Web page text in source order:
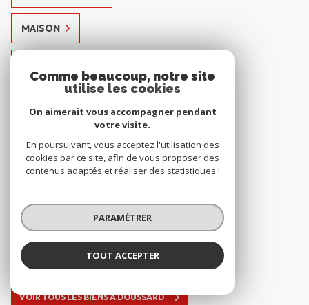
MAISON
5 annonces à Doussard
TERRAIN
MAISON
VOIR TOUS LES BIENS À DOUSSARD
Comme beaucoup, notre site
utilise les cookies
On aimerait vous accompagner pendant
votre visite.
En poursuivant, vous acceptez l'utilisation des
cookies par ce site, afin de vous proposer des
contenus adaptés et réaliser des statistiques !
PARAMÉTRER
TOUT ACCEPTER